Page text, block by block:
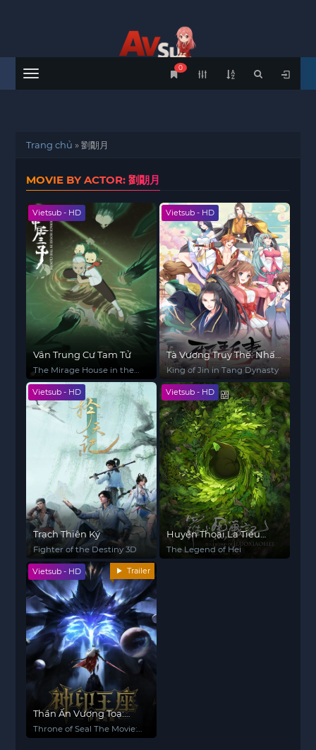
Menu
0
Trang chủ »劉朙月
MOVIE BY ACTOR: 劉朙月
Vietsub - HD
Vân Trung Cư Tam Tử
The Mirage House in the
Clouds
Vietsub - HD
Tà Vương Truy Thế: Nhất
Thế Khuynh Thành
King of Jin in Tang Dynasty
Vietsub - HD
Trạch Thiên Ký
Fighter of the Destiny 3D
Vietsub - HD
Huyền Thoại La Tiểu
Hoắc
The Legend of Hei
Vietsub - HD Trailer
Thần Ấn Vương Toạ:
Truyền Kỳ Y Lai Khắc Tư
Throne of Seal The Movie: